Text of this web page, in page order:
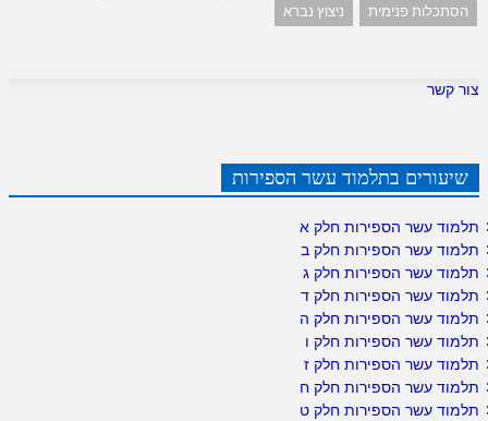
הסתכלות פנימית
ניצוץ נברא
צור קשר
שיעורים בתלמוד עשר הספירות
תלמוד עשר הספירות חלק א
תלמוד עשר הספירות חלק ב
תלמוד עשר הספירות חלק ג
תלמוד עשר הספירות חלק ד
תלמוד עשר הספירות חלק ה
תלמוד עשר הספירות חלק ו
תלמוד עשר הספירות חלק ז
תלמוד עשר הספירות חלק ח
תלמוד עשר הספירות חלק ט